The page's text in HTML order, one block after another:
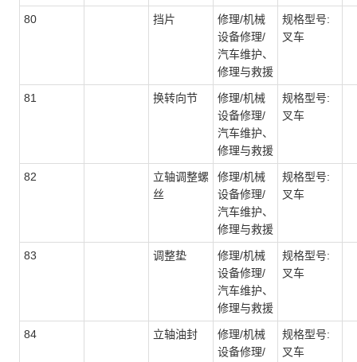
80 挡片
修理/机械
设备修理/
汽车维护、
修理与救援
规格型号:
叉车
81 换转向节
修理/机械
设备修理/
汽车维护、
修理与救援
规格型号:
叉车
82
立轴调整螺
丝
修理/机械
设备修理/
汽车维护、
修理与救援
规格型号:
叉车
83 调整垫
修理/机械
设备修理/
汽车维护、
修理与救援
规格型号:
叉车
84 立轴油封
修理/机械
设备修理/
规格型号:
叉车